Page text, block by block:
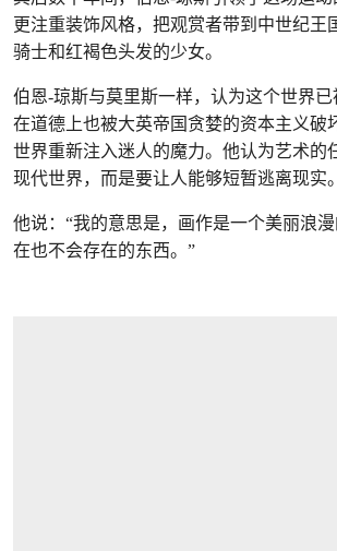
更注重装饰风格，把观赏者带到中世纪王
骑士和红褐色头发的少女。
伯恩-琼斯与莫里斯一样，认为这个世界已
在道德上也被大英帝国贪婪的资本主义破
世界重新注入迷人的魔力。他认为艺术的
现代世界，而是要让人能够短暂逃离现实。
他说：“我的意思是，画作是一个美丽浪
在也不会存在的东西。”